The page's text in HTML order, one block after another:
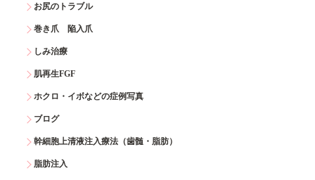
お尻のトラブル
巻き爪 陥入爪
しみ治療
肌再生FGF
ホクロ・イボなどの症例写真
ブログ
幹細胞上清液注入療法（歯髄・脂肪）
脂肪注入